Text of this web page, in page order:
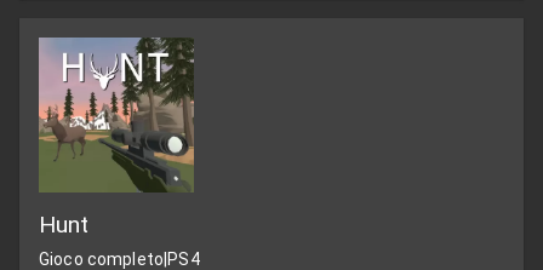
Hunt
Gioco completo|PS4